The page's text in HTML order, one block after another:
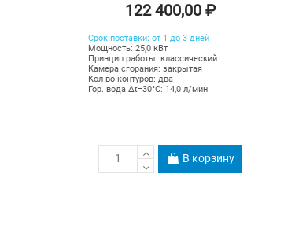
122 400,00 ₽
Срок поставки: от 1 до 3 дней
Мощность: 25,0 кВт
Принцип работы: классический
Камера сгорания: закрытая
Кол-во контуров: два
Гор. вода Δt=30°C: 14,0 л/мин
В корзину